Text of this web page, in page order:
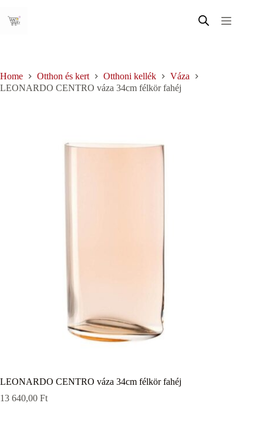
content
Home Otthon és kert Otthoni kellék
Váza
LEONARDO CENTRO váza 34cm félkör fahéj
LEONARDO CENTRO váza 34cm félkör fahéj
13 640,00 Ft